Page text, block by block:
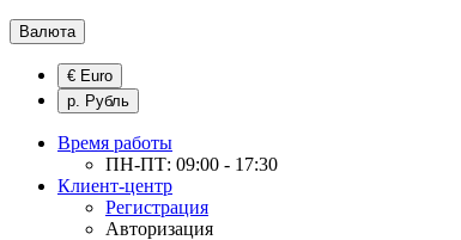
Валюта
€ Euro
р. Рубль
Время работы
ПН-ПТ: 09:00 - 17:30
Клиент-центр
Регистрация
Авторизация